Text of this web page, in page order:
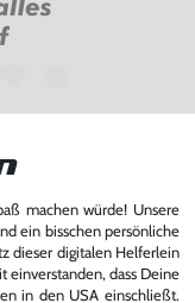
A post shared by
machen würde! Unsere
ein bisschen persönliche
dieser digitalen Helferlein
einverstanden, dass Deine
in den USA einschließt.